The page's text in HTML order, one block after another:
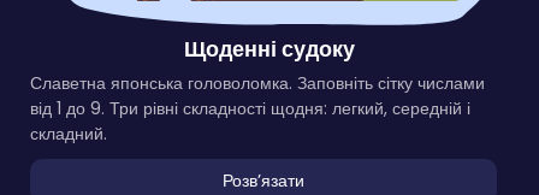
Щоденні судоку
Славетна японська головоломка. Заповніть сітку числами
від 1 до 9. Три рівні складності щодня: легкий, середній і
складний.
Розвʼязати